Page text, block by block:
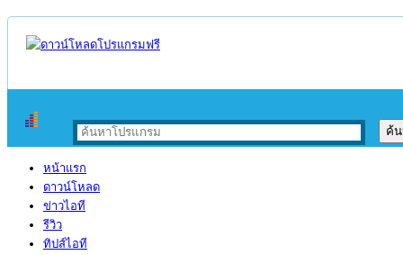
หน้าแรก
ดาวน์โหลด
ข่าวไอที
รีวิว
ทิปส์ไอที